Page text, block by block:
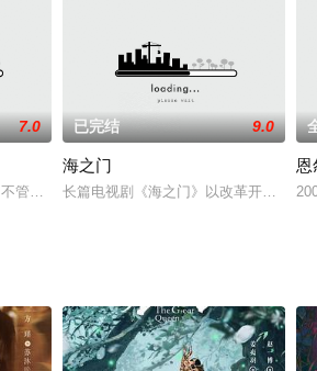
7.0
管幸福还是不幸，疯狂先生也是这样一个疯狂
已完结 9.0
海之门
长篇电视剧《海之门》以改革开放以来
恩